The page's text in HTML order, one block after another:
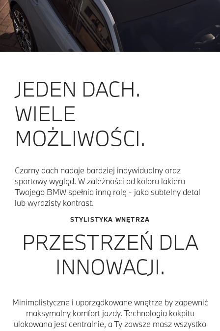
JEDEN DACH.
WIELE
MOŻLIWOŚCI.
Czarny dach nadaje bardziej indywidualny oraz
sportowy wygląd. W zależności od koloru lakieru
Twojego BMW spełnia inną rolę - jako subtelny detal
lub wyrazisty kontrast.
STYLISTYKA WNĘTRZA
PRZESTRZEŃ DLA
INNOWACJI.
Minimalistyczne i uporządkowane wnętrze by zapewnić
maksymalny komfort jazdy. Technologia kokpitu
ulokowana jest centralnie, a Ty zawsze masz wszystko